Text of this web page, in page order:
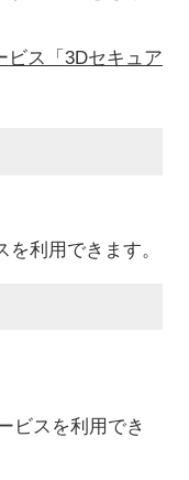
ビス「3Dセキュア
利用できます。
ビスを利用でき